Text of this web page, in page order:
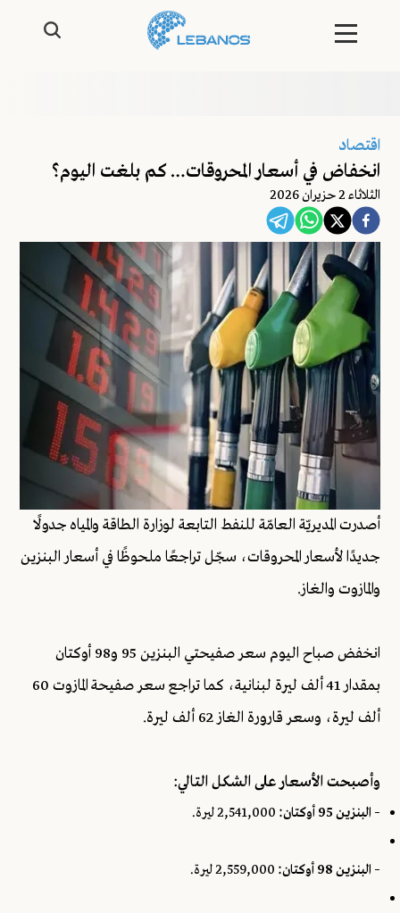
اقتصاد
انخفاض في أسعار المحروقات… كم بلغت اليوم؟
الثلاثاء 2 حزيران 2026
أصدرت المديريّة العامّة للنفط التابعة لوزارة الطاقة والمياه جدولًا
جديدًا لأسعار المحروقات، سجّل تراجعًا ملحوظًا في أسعار البنزين
والمازوت والغاز.
انخفض صباح اليوم سعر صفيحتي البنزين 95 و98 أوكتان
بمقدار 41 ألف ليرة لبنانية، كما تراجع سعر صفيحة المازوت 60
ألف ليرة، وسعر قارورة الغاز 62 ألف ليرة.
وأصبحت الأسعار على الشكل التالي:
– البنزين 95 أوكتان: 2,541,000 ليرة.
– البنزين 98 أوكتان: